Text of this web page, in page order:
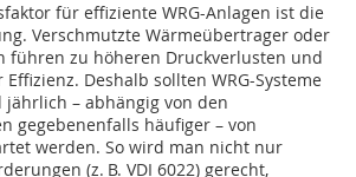
für effiziente WRG-Anlagen ist die
Verschmutzte Wärmeübertrager oder
führen zu höheren Druckverlusten und
Deshalb sollten WRG-Systeme
– abhängig von den
gegebenenfalls häufiger – von
werden. So wird man nicht nur
(z. B. VDI 6022) gerecht,